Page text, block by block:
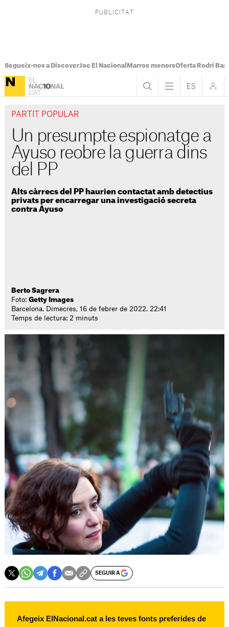
Segueix-nos a DiscoverJoc El Nacional Marroc menorsOferta Rodri
PARTIT POPULAR
Un presumpte espionatge a
Ayuso reobre la guerra dins
del PP
Alts càrrecs del PP haurien contactat amb detectius
privats per encarregar una investigació secreta
contra Ayuso
Berto Sagrera
Foto:Getty Images
Barcelona. Dimecres, 16 de febrer de 2022. 22:41
Temps de lectura: 2 minuts
SEGUIR A
Afegeix ElNacional.cat a les teves fonts preferides de